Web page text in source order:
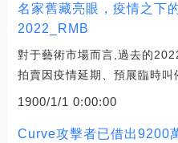
名家舊藏亮眼，疫情之下
2022_RMB
對于藝術市場而言,過去的
拍賣因疫情延期、預展臨時叫
1900/1/1 0:00:00
Curve攻擊者已借出9200